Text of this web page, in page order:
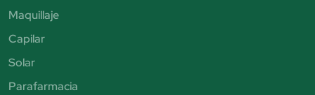
Maquillaje
Capilar
Solar
Parafarmacia